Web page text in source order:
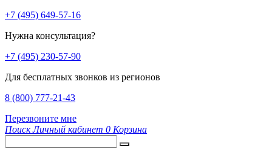
+7 (495) 649-57-16
Нужна консультация?
+7 (495) 230-57-90
Для бесплатных звонков из регионов
8 (800) 777-21-43
Перезвоните мне
Поиск Личный кабинет 0 Корзина